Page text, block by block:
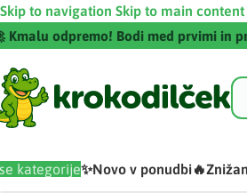
Skip to navigation Skip to main content
Kmalu odpremo! Bodi med prvimi in
kategorije✨Novo v ponudbi